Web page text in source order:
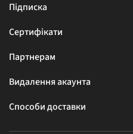
Підписка
Сертифікати
Партнерам
Видалення акаунта
Способи доставки